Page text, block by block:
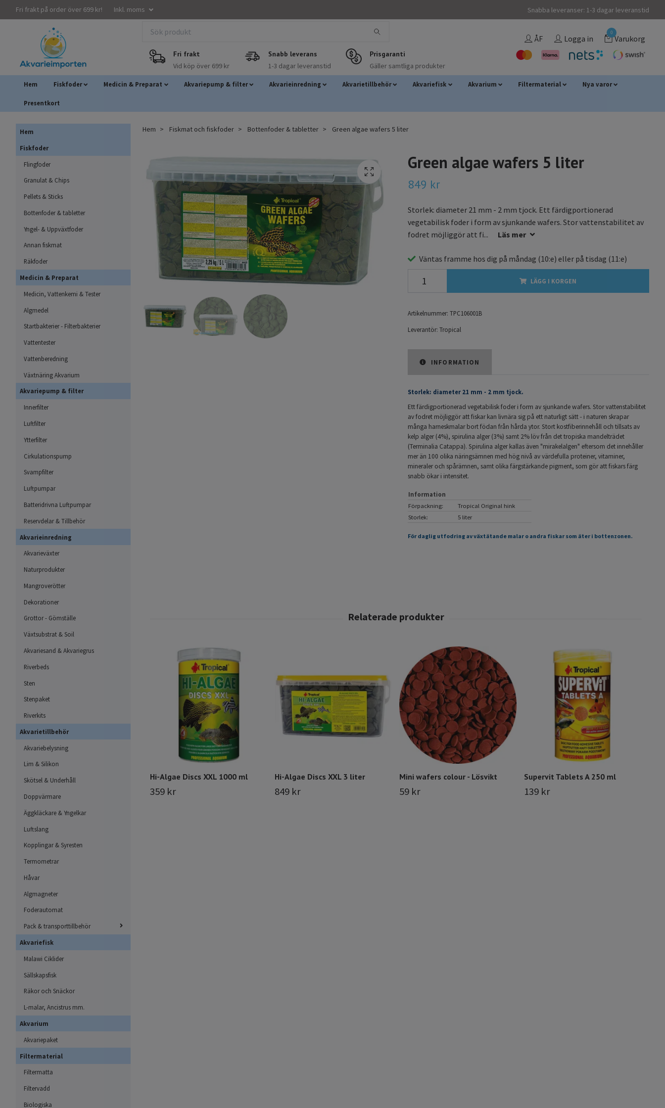
Fri frakt på order över 699 kr! Inkl. moms Snabba leveranser: 1-3 dagar leveranstid
Fri frakt
Vid köp över 699 kr
Snabb leverans
1-3 dagar leveranstid
Prisgaranti
Gäller samtliga produkter
ÅF Logga in
0
Varukorg
Hem Fiskfoder Medicin & Preparat Akvariepump & filter Akvarieinredning Akvarietillbehör Akvariefisk Akvarium Filtermaterial Nya varor
Presentkort
Hem
Fiskfoder
Flingfoder
Granulat & Chips
Pellets & Sticks
Bottenfoder & tabletter
Yngel- & Uppväxtfoder
Annan fiskmat
Räkfoder
Medicin & Preparat
Medicin, Vattenkemi & Tester
Algmedel
Startbakterier - Filterbakterier
Vattentester
Vattenberedning
Växtnäring Akvarium
Akvariepump & filter
Innerfilter
Luftfilter
Ytterfilter
Cirkulationspump
Svampfilter
Luftpumpar
Batteridrivna Luftpumpar
Reservdelar & Tillbehör
Akvarieinredning
Akvarieväxter
Naturprodukter
Mangroverötter
Dekorationer
Grottor - Gömställe
Växtsubstrat & Soil
Akvariesand & Akvariegrus
Riverbeds
Sten
Stenpaket
Riverkits
Akvarietillbehör
Akvariebelysning
Lim & Silikon
Skötsel & Underhåll
Doppvärmare
Äggkläckare & Yngelkar
Luftslang
Kopplingar & Syresten
Termometrar
Håvar
Algmagneter
Foderautomat
Pack & transporttillbehör
Akvariefisk
Malawi Ciklider
Sällskapsfisk
Räkor och Snäckor
L-malar, Ancistrus mm.
Akvarium
Akvariepaket
Filtermaterial
Filtermatta
Filtervadd
Biologiska
Hem Fiskmat och fiskfoder Bottenfoder & tabletter Green algae wafers 5 liter
Green algae wafers 5 liter
849 kr
Storlek: diameter 21 mm - 2 mm tjock. Ett färdigportionerad
vegetabilisk foder i form av sjunkande wafers. Stor vattenstabilitet av
fodret möjliggör att fi...
Läs mer
Väntas framme hos dig på måndag (10:e) eller på tisdag (11:e)
LÄGG I KORGEN
Artikelnummer: TPC106001B
Leverantör: Tropical
INFORMATION
Storlek: diameter 21 mm - 2 mm tjock.
Ett färdigportionerad vegetabilisk foder i form av sjunkande wafers. Stor vattenstabilitet
av fodret möjliggör att fiskar kan livnära sig på ett naturligt sätt - i naturen skrapar
många harneskmalar bort födan från hårda ytor. Stort kostfiberinnehåll och tillsats av
kelp alger (4%), spirulina alger (3%) samt 2% löv från det tropiska mandelträdet
(Terminalia Catappa). Spirulina alger kallas även "mirakelalgen" eftersom det innehåller
mer än 100 olika näringsämnen med hög nivå av värdefulla proteiner, vitaminer,
mineraler och spårämnen, samt olika färgstärkande pigment, som gör att fiskars färg
snabb ökar i intensitet.
Information
Förpackning:
Tropical Original hink
Storlek:
5 liter
För daglig utfodring av växtätande malar o andra fiskar som äter i bottenzonen.
Hi-Algae Discs XXL 1000 ml
359 kr
Hi-Algae Discs XXL 3 liter
849 kr
Mini wafers colour - Lösvikt
59 kr
Supervit Tablets A 250 ml
139 kr